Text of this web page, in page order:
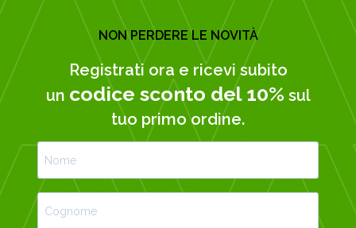
NON PERDERE LE NOVITÀ
Registrati ora e ricevi subito
un codice sconto del 10% sul
tuo primo ordine.